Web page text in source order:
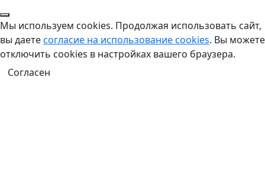
Мы используем cookies. Продолжая использовать сайт,
вы даетесогласие на использование cookies. Вы можете
отключить cookies в настройках вашего браузера.
Согласен